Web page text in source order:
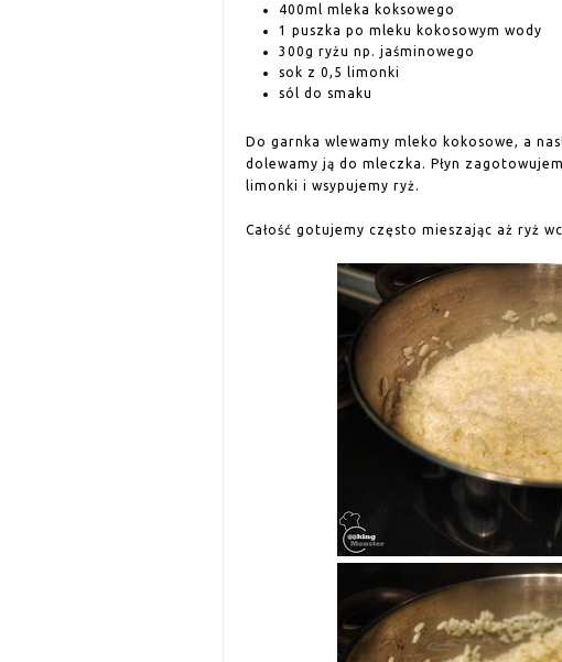
400ml mleka koksowego
1 puszka po mleku kokosowym wody
300g ryżu np. jaśminowego
sok z 0,5 limonki
sól do smaku
Do garnka wlewamy mleko kokosowe, a
dolewamy ją do mleczka. Płyn
limonki i wsypujemy ryż.
Całość gotujemy często mieszając aż ryż